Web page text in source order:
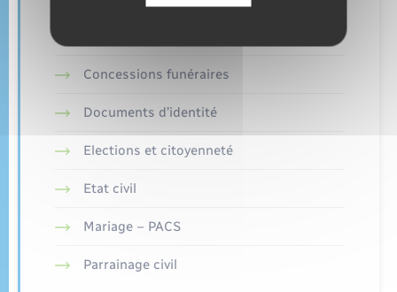
Retrouvez aussi
Concessions funéraires
Documents d’identité
Elections et citoyenneté
Etat civil
Mariage – PACS
Parrainage civil